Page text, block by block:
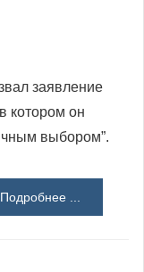
заявление
котором он
выбором”.
Подробнее ...